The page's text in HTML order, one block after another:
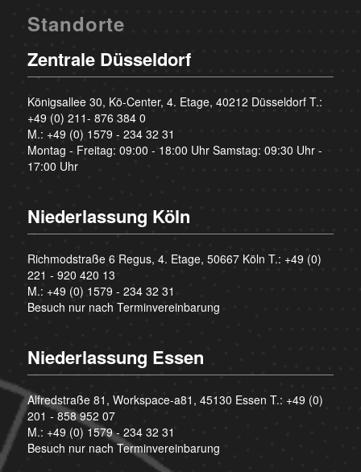
Standorte
Zentrale Düsseldorf
Königsallee 30, Kö-Center, 4. Etage, 40212 Düsseldorf T.:
+49 (0) 211- 876 384 0
M.: +49 (0) 1579 - 234 32 31
Montag - Freitag: 09:00 - 18:00 Uhr Samstag: 09:30 Uhr -
17:00 Uhr
Niederlassung Köln
Richmodstraße 6 Regus, 4. Etage, 50667 Köln T.: +49 (0)
221 - 920 420 13
M.: +49 (0) 1579 - 234 32 31
Besuch nur nach Terminvereinbarung
Niederlassung Essen
Alfredstraße 81, Workspace-a81, 45130 Essen T.: +49 (0)
201 - 858 952 07
M.: +49 (0) 1579 - 234 32 31
Besuch nur nach Terminvereinbarung